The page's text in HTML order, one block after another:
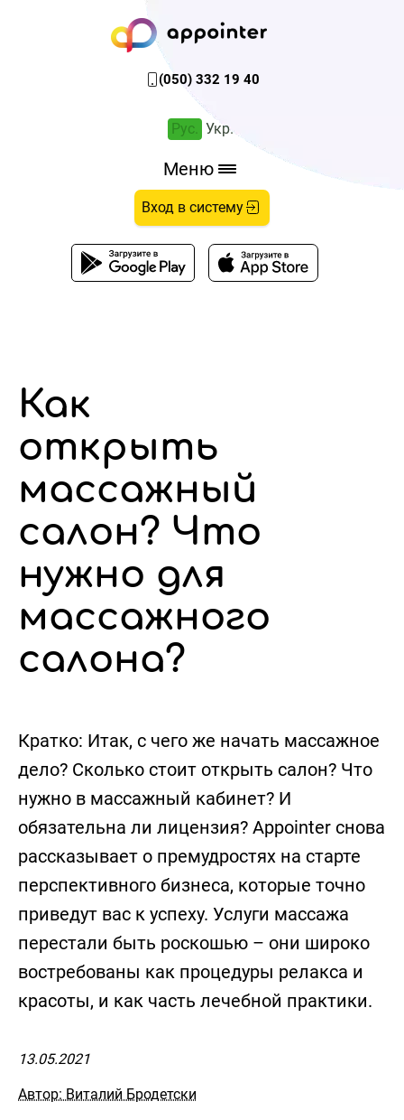
(050) 332 19 40
Рус. Укр.
Меню
Вход в систему
Как
открыть
массажный
салон? Что
нужно для
массажного
салона?
Кратко: Итак, с чего же начать массажное
дело? Сколько стоит открыть салон? Что
нужно в массажный кабинет? И
обязательна ли лицензия? Appointer снова
рассказывает о премудростях на старте
перспективного бизнеса, которые точно
приведут вас к успеху. Услуги массажа
перестали быть роскошью – они широко
востребованы как процедуры релакса и
красоты, и как часть лечебной практики.
13.05.2021
Автор: Виталий Бродетски